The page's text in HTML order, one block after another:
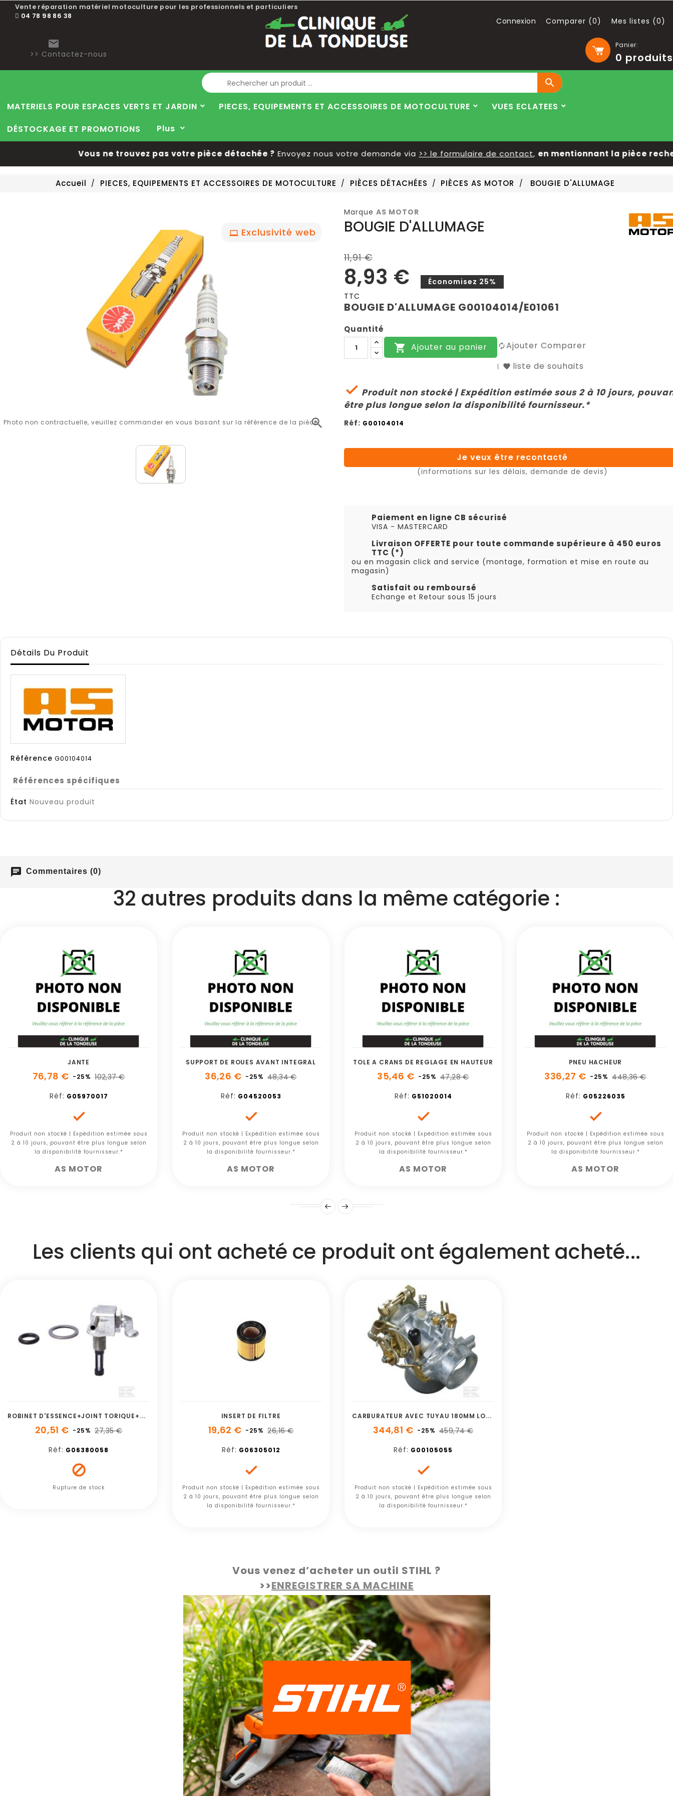
Vente réparation matériel motoculture pour les professionnels et particuliers
04 78 98 86 38
Panier:
0 produits

>> Contactez-nous
Connexion Comparer (0) Mes listes (0)
Blog

MATERIELS POUR ESPACES VERTS ET JARDIN PIECES, EQUIPEMENTS ET ACCESSOIRES DE MOTOCULTURE
VUES ECLATEES
DÉSTOCKAGE ET PROMOTIONS
Plus
Vous ne trouvez pas votre pièce détachée ?Envoyez nous votre demande via>> le formulaire de contact,en mentionnant la pièce
Accueil PIECES, EQUIPEMENTS ET ACCESSOIRES DE MOTOCULTURE PIÈCES DÉTACHÉES PIÈCES AS MOTOR BOUGIE D'ALLUMAGE
Exclusivité web

Photo non contractuelle, veuillez commander en vous basant sur la référence de la pièce
Marque AS MOTOR
BOUGIE D'ALLUMAGE
11,91 €
8,93 €
Économisez 25%
TTC
BOUGIE D'ALLUMAGE G00104014/E01061
Quantité
 Ajouter au panier
Ajouter Comparer
liste de souhaits
 Produit non stocké | Expédition estimée sous 2 à 10 jours,
être plus longue selon la disponibilité fournisseur.*
Réf: G00104014
Je veux être recontacté
(informations sur les délais, demande de devis)
Paiement en ligne CB sécurisé
VISA - MASTERCARD
Livraison OFFERTE pour toute commande supérieure à 450 euros
TTC (*)
ou en magasin click and service (montage, formation et mise en route au
magasin)
Satisfait ou remboursé
Echange et Retour sous 15 jours
Détails Du Produit
Référence G00104014
Références spécifiques
État Nouveau produit
chat Commentaires (0)
32 autres produits dans la même catégorie :
JANTE
76,78 € -25% 102,37 €
Réf: G05970017

Produit non stocké | Expédition estimée sous
2 à 10 jours, pouvant être plus longue selon
la disponibilité fournisseur.*
AS MOTOR
SUPPORT DE ROUES AVANT INTEGRAL
36,26 € -25% 48,34 €
Réf: G04520053

Produit non stocké | Expédition estimée sous
2 à 10 jours, pouvant être plus longue selon
la disponibilité fournisseur.*
AS MOTOR
TOLE A CRANS DE REGLAGE EN HAUTEUR
35,46 € -25% 47,28 €
Réf: G51020014

Produit non stocké | Expédition estimée sous
2 à 10 jours, pouvant être plus longue selon
la disponibilité fournisseur.*
AS MOTOR
PNEU HACHEUR
336,27 € -25% 448,36 €
Réf: G05226035

Produit non stocké | Expédition estimée sous
2 à 10 jours, pouvant être plus longue selon
la disponibilité fournisseur.*
AS MOTOR
Les clients qui ont acheté ce produit ont également acheté...
R
OBINET D'ESSENCE+JOINT TORIQUE+RONDELLE
20,51 € -25% 27,35 €
Réf: G06380058

Rupture de stock
INSERT DE FILTRE
19,62 € -25% 26,16 €
Réf: G06305012

Produit non stocké | Expédition estimée sous
2 à 10 jours, pouvant être plus longue selon
la disponibilité fournisseur.*
C
ARBURATEUR AVEC TUYAU 180MM LONG
344,81 € -25% 459,74 €
Réf: G00105055

Produit non stocké | Expédition estimée sous
2 à 10 jours, pouvant être plus longue selon
la disponibilité fournisseur.*
Vous venez d’acheter un outil STIHL ?
>>ENREGISTRER SA MACHINE